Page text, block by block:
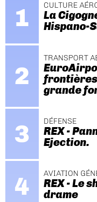
CULTURE
La
Hispano-
TRANSPORT
grande
DÉFENSE
REX -
Ejection.
AVIATION
REX - Le
drame